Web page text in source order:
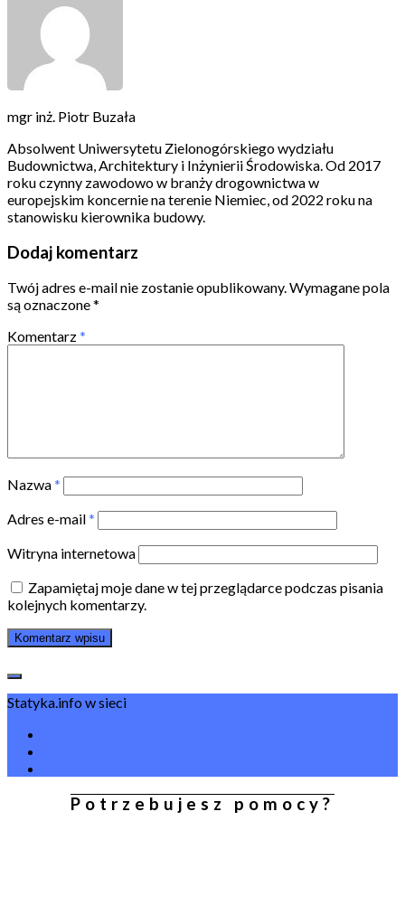
mgr inż. Piotr Buzała
Absolwent Uniwersytetu Zielonogórskiego wydziału
Budownictwa, Architektury i Inżynierii Środowiska. Od 2017
roku czynny zawodowo w branży drogownictwa w
europejskim koncernie na terenie Niemiec, od 2022 roku na
stanowisku kierownika budowy.
Dodaj komentarz
Twój adres e-mail nie zostanie opublikowany.Wymagane pola
są oznaczone*
Komentarz*
Nazwa*
Adres e-mail*
Witryna internetowa
Zapamiętaj moje dane w tej przeglądarce podczas pisania
kolejnych komentarzy.
Statyka.info w sieci
Potrzebujesz pomocy?